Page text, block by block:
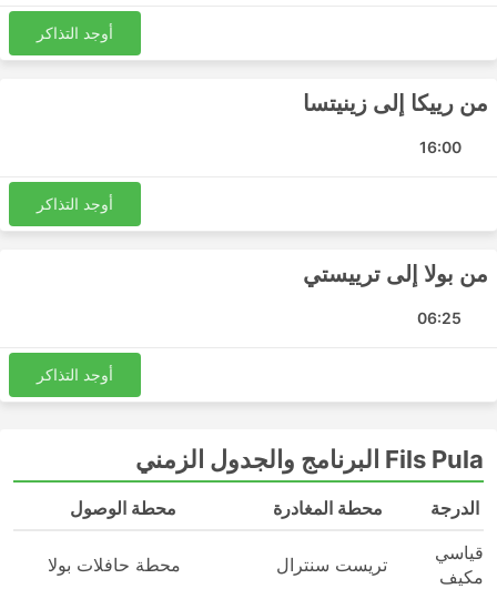
أوجد التذاكر
من رييكا إلى زينيتسا
16:00
أوجد التذاكر
من بولا إلى ترييستي
06:25
أوجد التذاكر
Fils Pula البرنامج والجدول الزمني
الدرجة محطة المغادرة
محطة الوصول
قياسي
مكيف
تريست سنترال محطة حافلات بولا